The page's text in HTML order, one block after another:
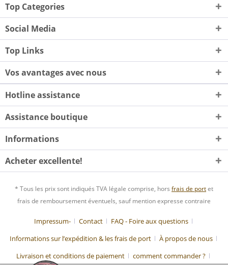
Top Categories
Social Media
Top Links
Vos avantages avec nous
Hotline assistance
Assistance boutique
Informations
Acheter excellente!
* Tous les prix sont indiqués TVA légale comprise, hors frais de portet
frais de remboursement éventuels, sauf mention expresse contraire
Impressum- Contact
FAQ - Foire aux questions
Informations sur l’expédition & les frais de port
À propos de nous
Livraison et conditions de paiement
comment commander ?